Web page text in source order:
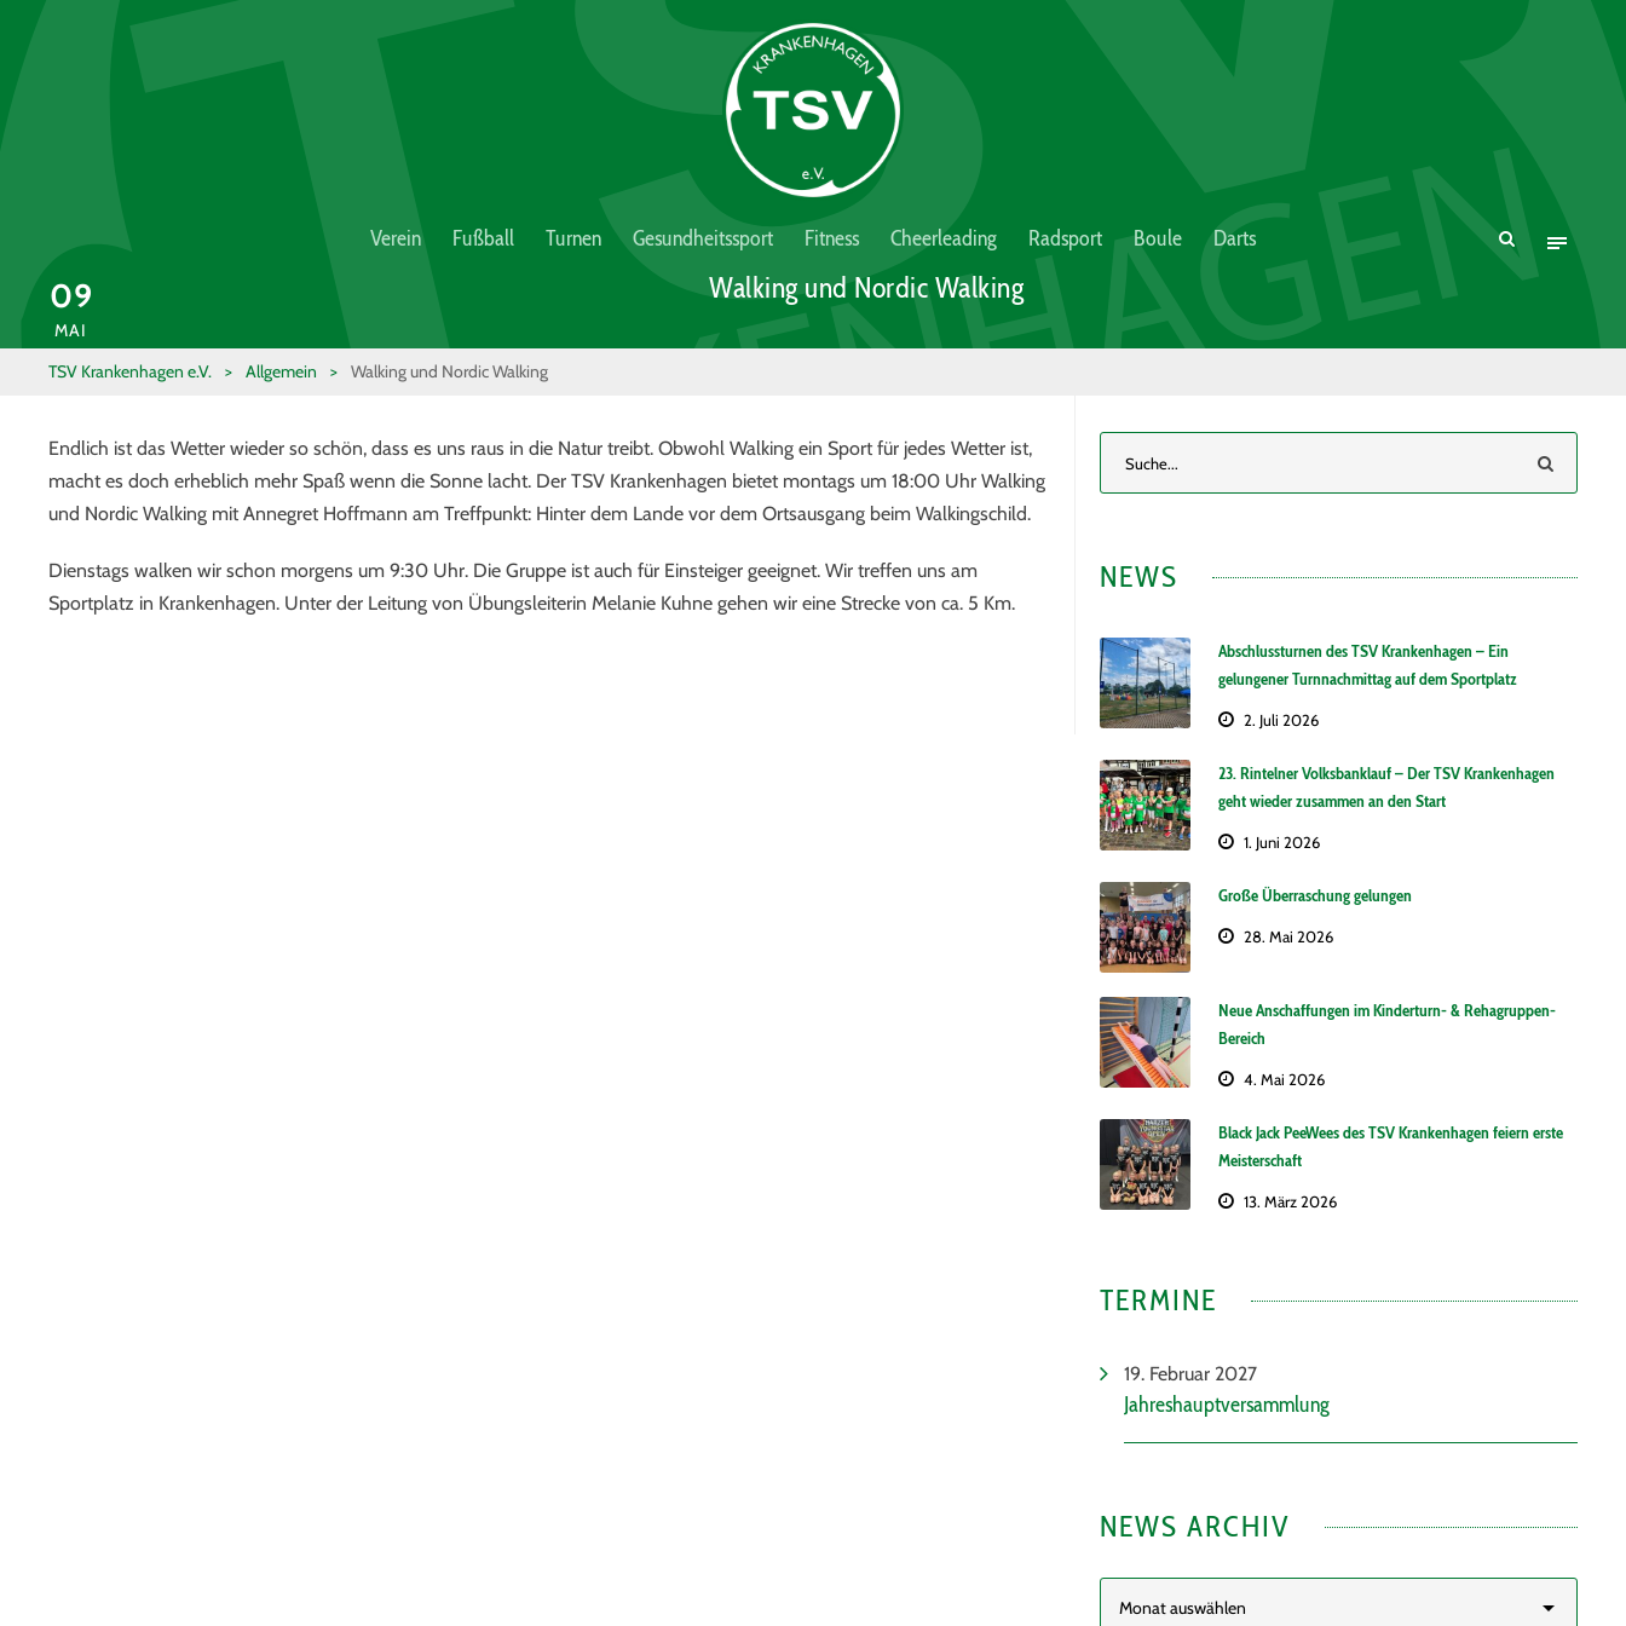
Verein Fußball Turnen Gesundheitssport Fitness Cheerleading Radsport Boule Darts
09
MAI
Walking und Nordic Walking
TSV Krankenhagen e.V. > Allgemein > Walking und Nordic Walking
Endlich ist das Wetter wieder so schön, dass es uns raus in die Natur treibt. Obwohl Walking ein Sport für jedes Wetter ist,
macht es doch erheblich mehr Spaß wenn die Sonne lacht. Der TSV Krankenhagen bietet montags um 18:00 Uhr Walking
und Nordic Walking mit Annegret Hoffmann am Treffpunkt: Hinter dem Lande vor dem Ortsausgang beim Walkingschild.
Dienstags walken wir schon morgens um 9:30 Uhr. Die Gruppe ist auch für Einsteiger geeignet. Wir treffen uns am
Sportplatz in Krankenhagen. Unter der Leitung von Übungsleiterin Melanie Kuhne gehen wir eine Strecke von ca. 5 Km.
NEWS
Abschlussturnen des TSV Krankenhagen – Ein
gelungener Turnnachmittag auf dem Sportplatz
2. Juli 2026
23. Rintelner Volksbanklauf – Der TSV Krankenhagen
geht wieder zusammen an den Start
1. Juni 2026
Große Überraschung gelungen
28. Mai 2026
Neue Anschaffungen im Kinderturn- & Rehagruppen-
Bereich
4. Mai 2026
Black Jack PeeWees des TSV Krankenhagen feiern erste
Meisterschaft
13. März 2026
TERMINE
19. Februar 2027
Jahreshauptversammlung
NEWS ARCHIV